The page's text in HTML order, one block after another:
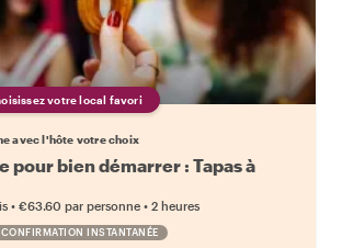
votre local favori
avec l'hôte votre choix
pour bien démarrer : Tapas à
• €63.60 par personne • 2 heures
CONFIRMATION INSTANTANÉE